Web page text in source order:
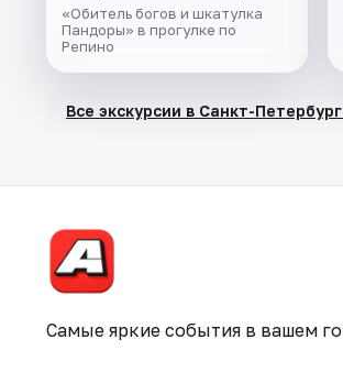
«Обитель богов и шкатулка
Пандоры» в прогулке по
Репино
Все экскурсии в Санкт-
Самые яркие события в вашем